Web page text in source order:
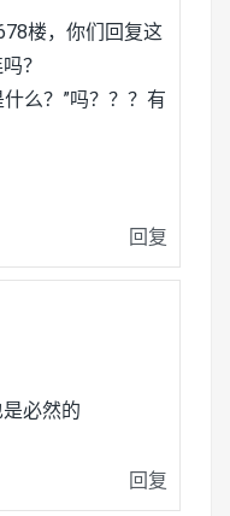
楼，你们回复这
？
么？”吗？？？有
回复
必然的
回复